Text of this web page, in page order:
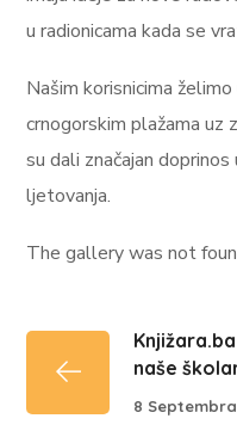
u radionicama kada se
Našim korisnicima
crnogorskim plažama uz
su dali značajan
ljetovanja.
The gallery was not
naše
8